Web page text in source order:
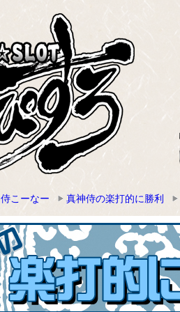
侍こーなー 真神侍の楽打的に勝利